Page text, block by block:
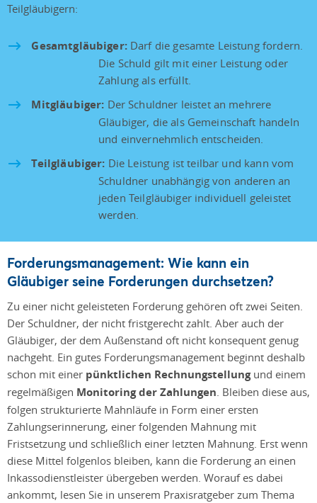
Teilgläubigern:
Gesamtgläubiger:Darf die gesamte Leistung fordern.
Die Schuld gilt mit einer Leistung oder
Zahlung als erfüllt.
Mitgläubiger: Der Schuldner leistet an mehrere
Gläubiger, die als Gemeinschaft handeln
und einvernehmlich entscheiden.
Teilgläubiger: Die Leistung ist teilbar und kann vom
Schuldner unabhängig von anderen an
jeden Teilgläubiger individuell geleistet
werden.
Forderungsmanagement: Wie kann ein
Gläubiger seine Forderungen durchsetzen?
Zu einer nicht geleisteten Forderung gehören oft zwei Seiten.
Der Schuldner, der nicht fristgerecht zahlt. Aber auch der
Gläubiger, der dem Außenstand oft nicht konsequent genug
nachgeht. Ein gutes Forderungsmanagement beginnt deshalb
schon mit einer pünktlichen Rechnungstellungund einem
regelmäßigen Monitoring der Zahlungen . Bleiben diese aus,
folgen strukturierte Mahnläufe in Form einer ersten
Zahlungserinnerung, einer folgenden Mahnung mit
Fristsetzung und schließlich einer letzten Mahnung. Erst wenn
diese Mittel folgenlos bleiben, kann die Forderung an einen
Inkassodienstleister übergeben werden. Worauf es dabei
ankommt, lesen Sie in unserem Praxisratgeber zum Thema